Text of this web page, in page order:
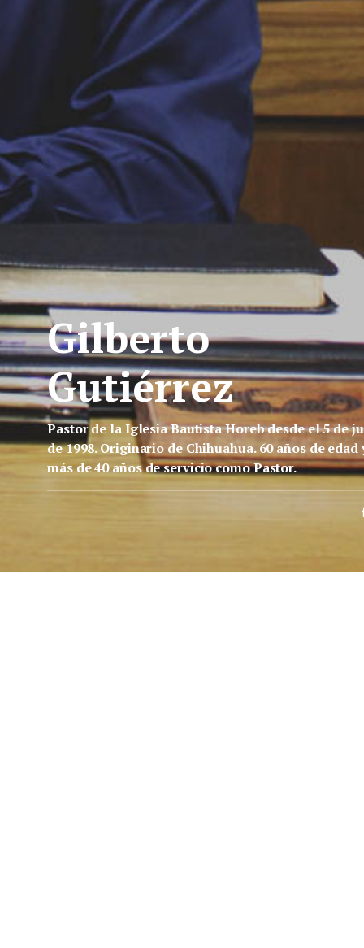
Gilberto
Gutiérrez
Pastor de la Iglesia Bautista Horeb desde el 5 de
de 1998. Originario de Chihuahua. 60 años de edad
más de 40 años de servicio como Pastor.